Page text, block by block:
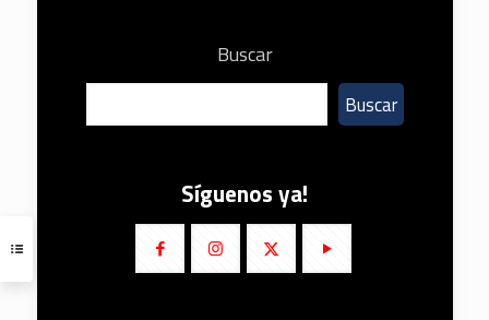
Buscar
Buscar
Síguenos ya!